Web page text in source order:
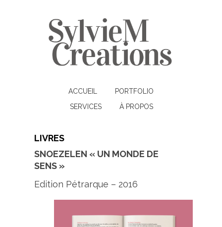
ACCUEIL
PORTFOLIO
SERVICES
À PROPOS
LIVRES
SNOEZELEN « UN MONDE DE
SENS »
Edition Pétrarque – 2016